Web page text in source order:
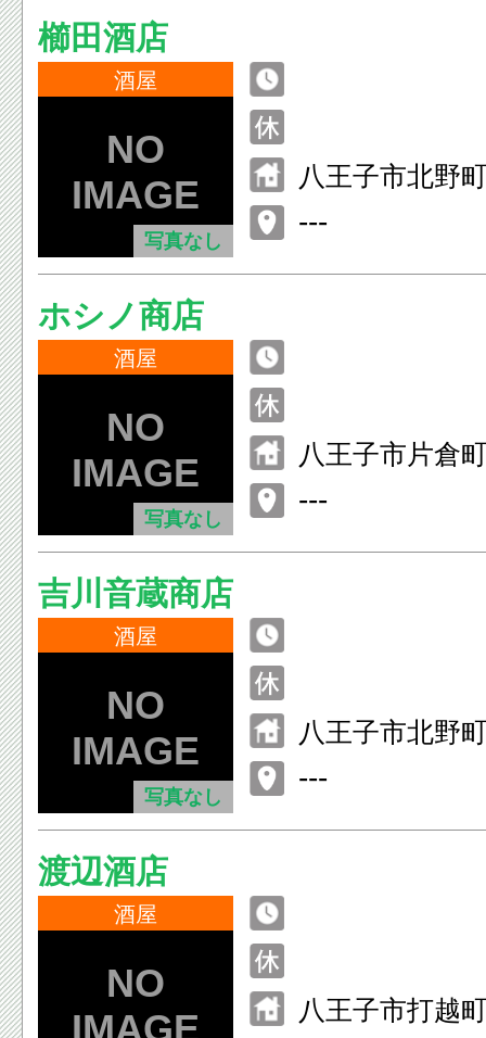
櫛田酒店
酒屋
写真なし
八王子市北野
---
ホシノ商店
酒屋
写真なし
八王子市片倉
---
吉川音蔵商店
酒屋
写真なし
八王子市北野
---
渡辺酒店
酒屋
八王子市打越